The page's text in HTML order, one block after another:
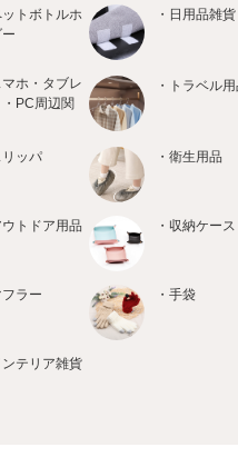
ットボトルホ
・日用品雑貨
マホ・タブレ
・PC周辺関
・トラベル用
リッパ ・衛生用品
ウトドア用品 ・収納ケース
フラー ・手袋
ンテリア雑貨